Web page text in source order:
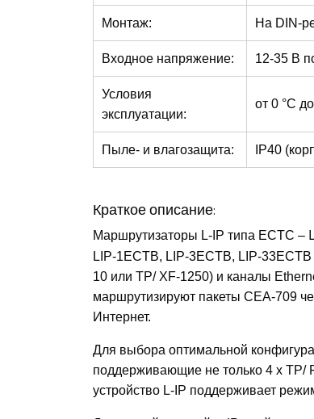
Монтаж: На DIN-
Входное напряжение: 12-35 В
Условия
эксплуатации:
от 0 °C
Пыле- и влагозащита: IP40
Краткое описание:
Маршрутизаторы L-IP типа ECTC –
LIP-1ECTB, LIP-3ECTB, LIP-
10 или TP/ XF-1250) и каналы
маршрутизируют пакеты CEA-709
Интернет.
Для выбора оптимальной
поддерживающие не только 4 x TP/
устройство L-IP поддерживает